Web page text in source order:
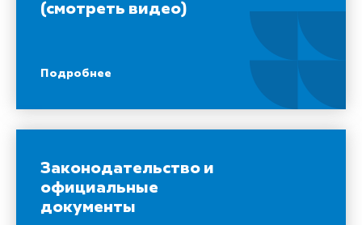
(смотреть видео)
Подробнее
Законодательство и
официальные
документы